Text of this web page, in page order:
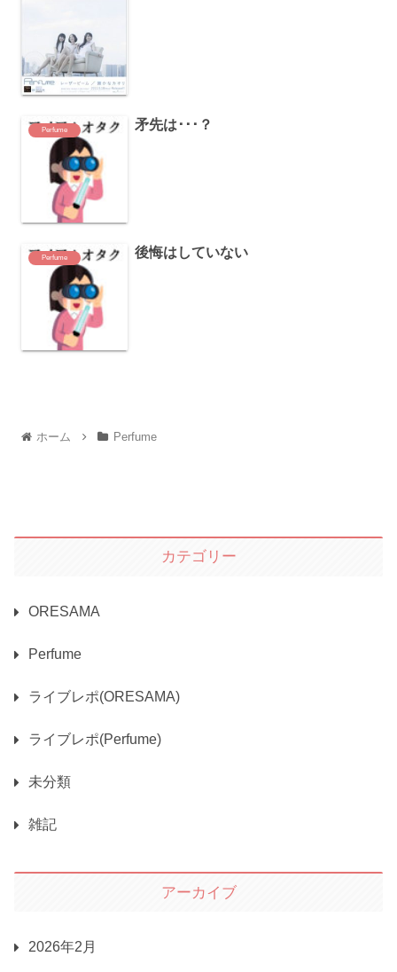
Perfume 矛先は･･･？
Perfume 後悔はしていない
ホーム Perfume
カテゴリー
ORESAMA
Perfume
ライブレポ(ORESAMA)
ライブレポ(Perfume)
未分類
雑記
アーカイブ
2026年2月